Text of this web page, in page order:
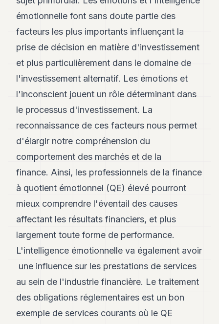
émotionnelle font sans doute partie des
facteurs les plus importants influençant la
prise de décision en matière d'investissement
et plus particulièrement dans le domaine de
l'investissement alternatif. Les émotions et
l'inconscient jouent un rôle déterminant dans
le processus d'investissement. La
reconnaissance de ces facteurs nous permet
d'élargir notre compréhension du
comportement des marchés et de la
finance. Ainsi, les professionnels de la finance
à quotient émotionnel (QE) élevé pourront
mieux comprendre l'éventail des causes
affectant les résultats financiers, et plus
largement toute forme de performance.
L'intelligence émotionnelle va également avoir
une influence sur les prestations de services
au sein de l'industrie financière. Le traitement
des obligations réglementaires est un bon
exemple de services courants où le QE